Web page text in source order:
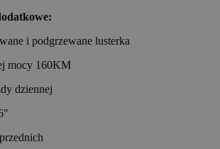
i podgrzewane lusterka
mocy 160KM
dziennej